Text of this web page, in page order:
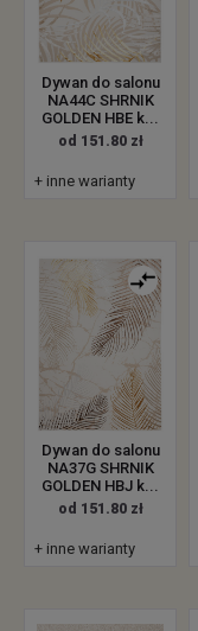
Dywan do salonu
NA44C SHRNIK
GOLDEN HBE k...
od 151.80 zł
+ inne warianty
Dywan do salonu
NA37G SHRNIK
GOLDEN HBJ k...
od 151.80 zł
+ inne warianty